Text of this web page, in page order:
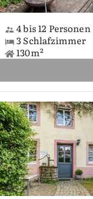
4 bis 12 Personen
3 Schlafzimmer
130m²